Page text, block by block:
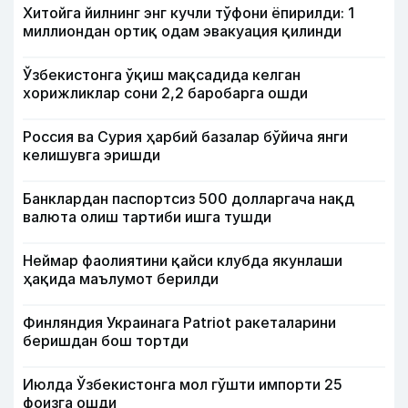
Хитойга йилнинг энг кучли тўфони ёпирилди: 1
миллиондан ортиқ одам эвакуация қилинди
Ўзбекистонга ўқиш мақсадида келган
хорижликлар сони 2,2 баробарга ошди
Россия ва Сурия ҳарбий базалар бўйича янги
келишувга эришди
Банклардан паспортсиз 500 долларгача нақд
валюта олиш тартиби ишга тушди
Неймар фаолиятини қайси клубда якунлаши
ҳақида маълумот берилди
Финляндия Украинага Patriot ракеталарини
беришдан бош тортди
Июлда Ўзбекистонга мол гўшти импорти 25
фоизга ошди